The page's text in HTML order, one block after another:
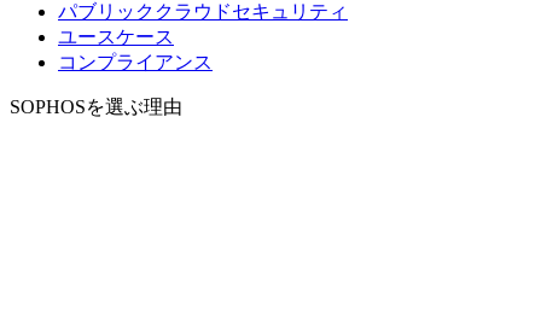
パブリッククラウドセキュリティ
ユースケース
コンプライアンス
SOPHOSを選ぶ理由